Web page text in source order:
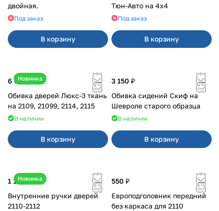
двойная.
Под заказ
В корзину
Тюн-Авто на 4x4
Под заказ
В корзину
Новинка
6 000 ₽
Обивка дверей Люкс-3 ткань
на 2109, 21099, 2114, 2115
В наличии
В корзину
3 150 ₽
Обивка сидений Скиф на
Шевроле старого образца
В наличии
В корзину
Новинка
1 170 ₽
Внутренние ручки дверей
2110-2112
550 ₽
Европодголовник передний
без каркаса для 2110